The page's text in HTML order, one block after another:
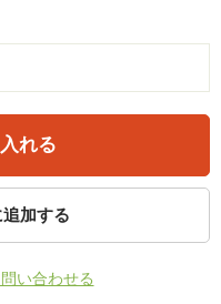
れる
加する
い合わせる